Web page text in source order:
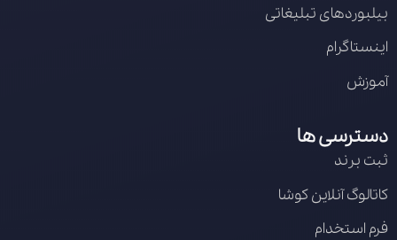
بیلبوردهای تبلیغاتی
اینستاگرام
آموزش
دسترسی ها
ثبت برند
کاتالوگ آنلاین کوشا
فرم استخدام